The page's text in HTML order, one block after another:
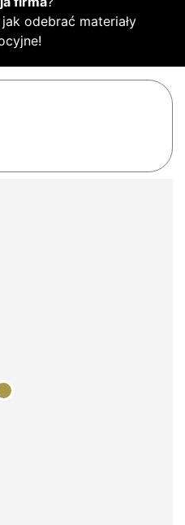
odebrać materiały